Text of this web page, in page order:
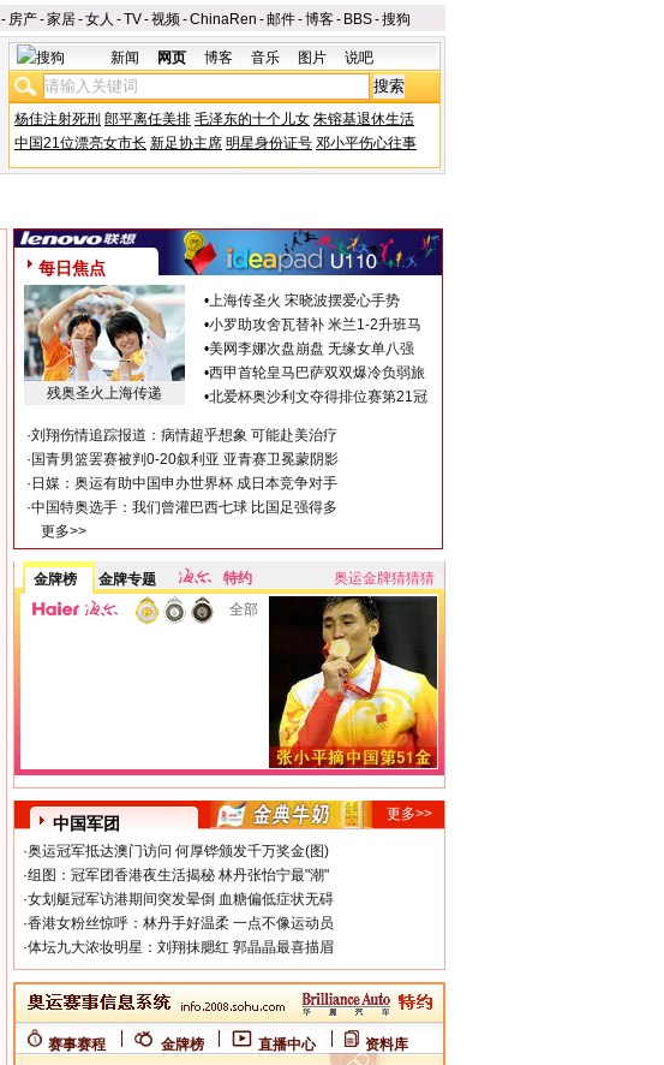
- 房产-家居-女人 -TV-视频-ChinaRen -邮件-博客- BBS-搜狗
新闻 网页 博客 音乐 图片 说吧
杨佳注射死刑 郎平离任美排 毛泽东的十个儿女 朱镕基退休生活
中国21位漂亮女市长 新足协主席 明星身份证号 邓小平伤心往事
每日焦点
残奥圣火上海传递
•上海传圣火 宋晓波摆爱心手势
•小罗助攻舍瓦替补 米兰1-2升班马
•美网李娜次盘崩盘 无缘女单八强
•西甲首轮皇马巴萨双双爆冷负弱旅
•北爱杯奥沙利文夺得排位赛第21冠
·刘翔伤情追踪报道：病情超乎想象 可能赴美治疗
· 国青男篮罢赛被判0-20叙利亚 亚青赛卫冕蒙阴影
· 日媒：奥运有助中国申办世界杯 成日本竞争对手
·中国特奥选手：我们曾灌巴西七球 比国足强得多
更多>>
金牌榜 金牌专题 特约
奥运金牌猜猜猜
全部
中国军团
更多>>
·奥运冠军抵达澳门访问 何厚铧颁发千万奖金(图)
·组图：冠军团香港夜生活揭秘 林丹张怡宁最"潮"
·女划艇冠军访港期间突发晕倒 血糖偏低症状无碍
·香港女粉丝惊呼：林丹手好温柔 一点不像运动员
·体坛九大浓妆明星：刘翔抹腮红 郭晶晶最喜描眉
赛事赛程 金牌榜 直播中心 资料库